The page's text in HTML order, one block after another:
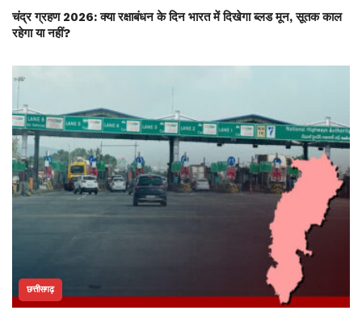
चंद्र ग्रहण 2026: क्या रक्षाबंधन के दिन भारत में दिखेगा ब्लड मून, सूतक काल
रहेगा या नहीं?
छत्तीसगढ़